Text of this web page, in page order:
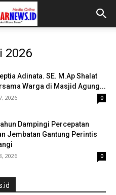
2026
Adinata. SE. M.Ap Shalat
Warga di Masjid Agung...
2026 0
Dampingi Percepatan
Jembatan Gantung Perintis
2026 0